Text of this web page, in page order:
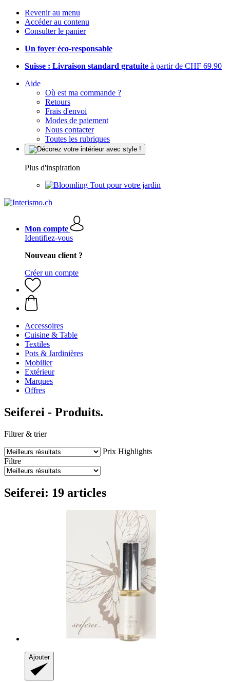
Revenir au menu
Accéder au contenu
Consulter le panier
Un foyer éco-responsable
Suisse : Livraison standard gratuite à partir de CHF 69.90
Aide
Où est ma commande ?
Retours
Frais d'envoi
Modes de paiement
Nous contacter
Toutes les rubriques
Plus d'inspiration
Tout pour votre jardin
Mon compte
Identifiez-vous
Nouveau client ?
Créer un compte
Accessoires
Cuisine & Table
Textiles
Pots & Jardinières
Mobilier
Extérieur
Marques
Offres
Seiferei - Produits.
Filtrer & trier
Prix Highlights
Filtre
Seiferei: 19 articles
Ajouter